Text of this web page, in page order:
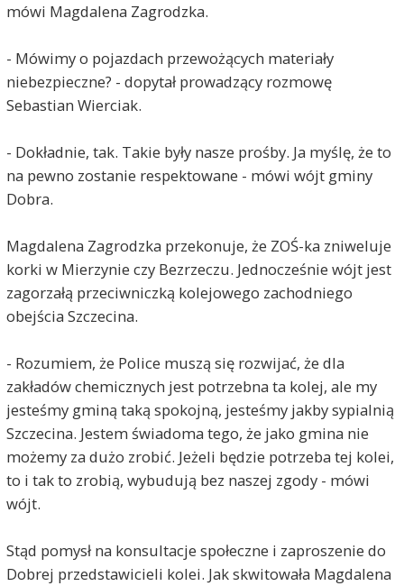
mówi Magdalena Zagrodzka.
- Mówimy o pojazdach przewożących materiały
niebezpieczne? - dopytał prowadzący rozmowę
Sebastian Wierciak.
- Dokładnie, tak. Takie były nasze prośby. Ja myślę, że to
na pewno zostanie respektowane - mówi wójt gminy
Dobra.
Magdalena Zagrodzka przekonuje, że ZOŚ-ka zniweluje
korki w Mierzynie czy Bezrzeczu. Jednocześnie wójt jest
zagorzałą przeciwniczką kolejowego zachodniego
obejścia Szczecina.
- Rozumiem, że Police muszą się rozwijać, że dla
zakładów chemicznych jest potrzebna ta kolej, ale my
jesteśmy gminą taką spokojną, jesteśmy jakby sypialnią
Szczecina. Jestem świadoma tego, że jako gmina nie
możemy za dużo zrobić. Jeżeli będzie potrzeba tej kolei,
to i tak to zrobią, wybudują bez naszej zgody - mówi
wójt.
Stąd pomysł na konsultacje społeczne i zaproszenie do
Dobrej przedstawicieli kolei. Jak skwitowała Magdalena